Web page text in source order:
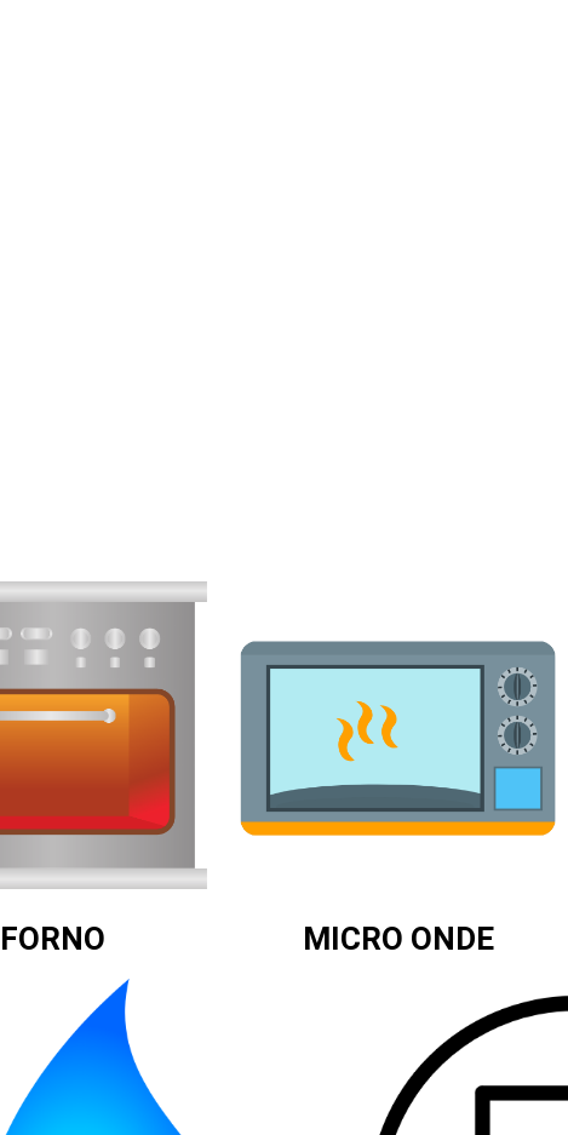
FORNO MICRO ONDE